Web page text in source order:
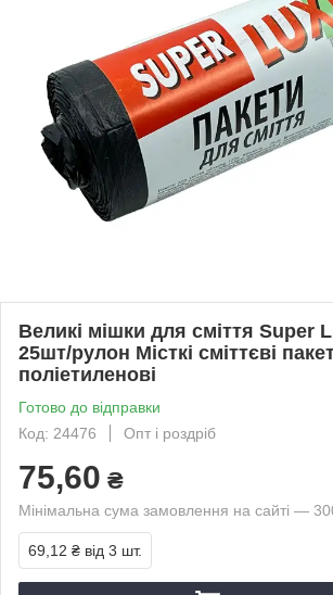
Великі мішки для сміття Super
25шт/рулон Місткі сміттєві
поліетиленові
Готово до відправки
Код: 24476
Опт і роздріб
75,60 ₴
Мінімальна сума замовлення на сайті —
69,12 ₴ від 3 шт.